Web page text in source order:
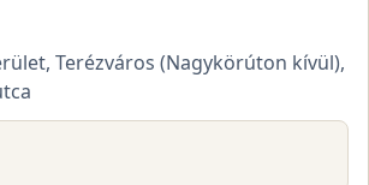
Terézváros (Nagykörúton kívül),